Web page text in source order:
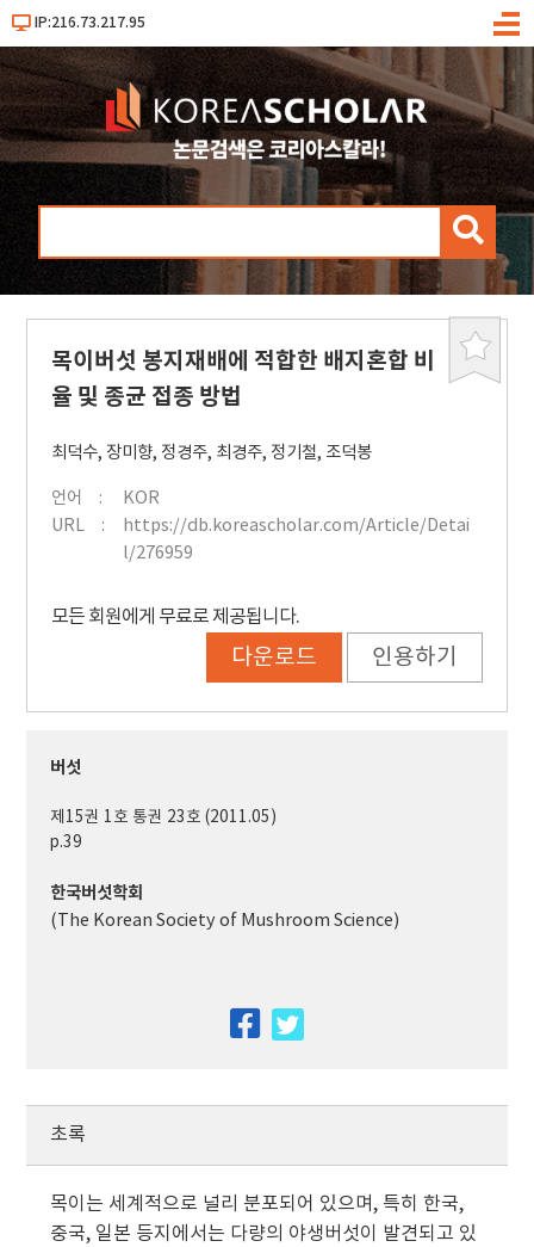
IP:216.73.217.95
메
검
북
목이버섯 봉지재배에 적합한 배지혼합 비
율 및 종균 접종 방법
최덕수, 장미향, 정경주, 최경주, 정기철, 조덕봉
언어
KOR
URL
https://db.koreascholar.com/Article/Detai
l/276959
모든 회원에게 무료로 제공됩니다.
다운로드 인용하기
버섯
제15권 1호 통권 23호 (2011.05)
p.39
한국버섯학회
(The Korean Society of Mushroom Science)
facebook
초록
목이는 세계적으로 널리 분포되어 있으며, 특히 한국,
중국, 일본 등지에서는 다량의 야생버섯이 발견되고 있